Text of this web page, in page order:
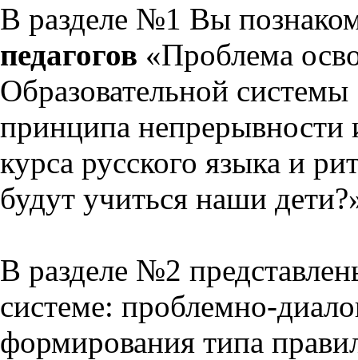
В разделе №1 Вы
педагогов «Проблема
Образовательной
принципа непрерывности
курса русского языка и
будут учиться наши
В разделе №2
системе: проблемно-
формирования типа